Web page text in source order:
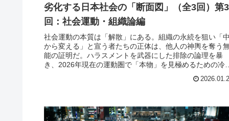
劣化する日本社会の「断面図」（全3回）第3
回：社会運動・組織論編
社会運動の本質は「解散」にある。組織の永続を狙い「
から変える」と宣う者たちの正体は、他人の神輿を奪う
能の証明だ。ハラスメントを武器にした排除の論理を暴
き、2026年現在の運動圏で「本物」を見極めるための冷